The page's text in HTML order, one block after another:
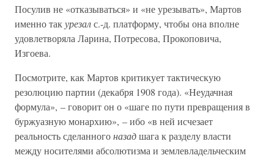
Посулив не «отказываться» и «не урезывать», Мартов
именно такурезалс.-д. платформу, чтобы она вполне
удовлетворяла Ларина, Потресова, Прокоповича,
Изгоева.
Посмотрите, как Мартов критикует тактическую
резолюцию партии (декабря 1908 года). «Неудачная
формула», – говорит он о «шаге по пути превращения в
буржуазную монархию», – ибо «в ней исчезает
реальность сделанногоназадшага к разделу власти
между носителями абсолютизма и землевладельческим